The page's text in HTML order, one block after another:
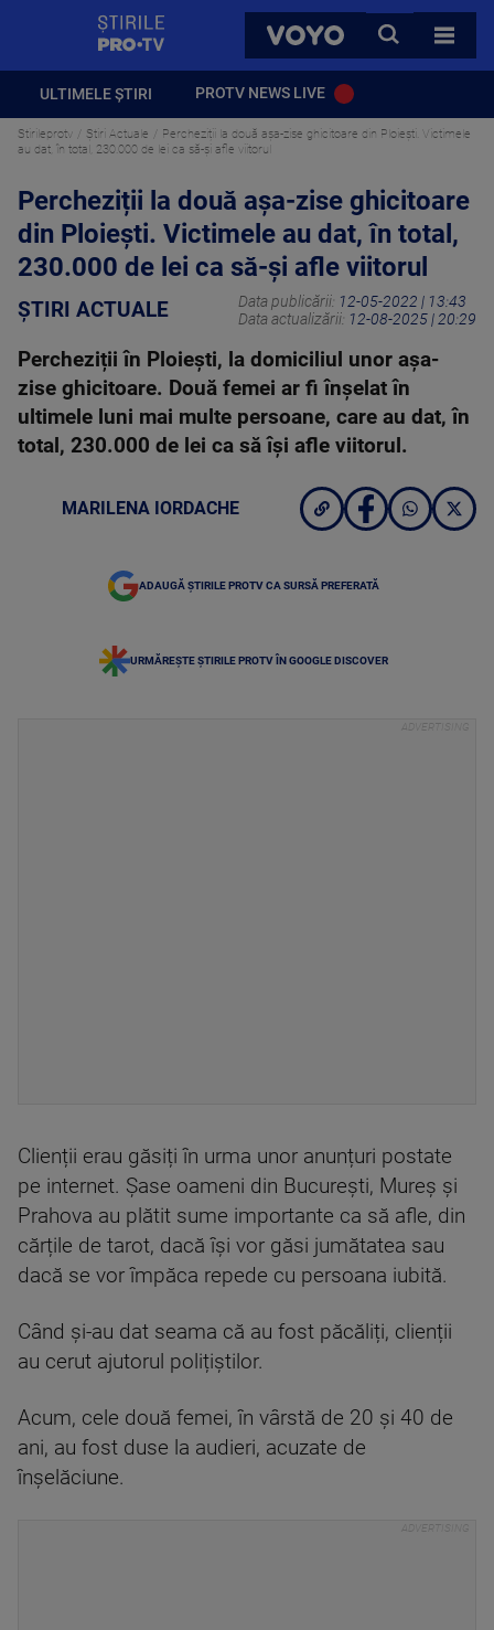
VOYO
CAUTA
TOATE
ULTIMELE ȘTIRI PROTV NEWS LIVE
Stirileprotv Știri Actuale
Percheziții la două așa-zise ghicitoare din Ploiești. Victimele
au dat, în total, 230.000 de lei ca să-și afle viitorul
Percheziții la două așa-zise ghicitoare
din Ploiești. Victimele au dat, în total,
230.000 de lei ca să-și afle viitorul
ȘTIRI ACTUALE Data publicării: 12-05-2022 | 13:43
Data actualizării: 12-08-2025 | 20:29
Percheziții în Ploiești, la domiciliul unor așa-
zise ghicitoare. Două femei ar fi înșelat în
ultimele luni mai multe persoane, care au dat, în
total, 230.000 de lei ca să își afle viitorul.
MARILENA IORDACHE
ADAUGĂ ȘTIRILE PROTV CA SURSĂ PREFERATĂ
URMĂREȘTE ȘTIRILE PROTV ÎN GOOGLE DISCOVER
Clienții erau găsiți în urma unor anunțuri postate
pe internet. Șase oameni din București, Mureș și
Prahova au plătit sume importante ca să afle, din
cărțile de tarot, dacă își vor găsi jumătatea sau
dacă se vor împăca repede cu persoana iubită.
Când și-au dat seama că au fost păcăliți, clienții
au cerut ajutorul polițiștilor.
Acum, cele două femei, în vârstă de 20 și 40 de
ani, au fost duse la audieri, acuzate de
înșelăciune.